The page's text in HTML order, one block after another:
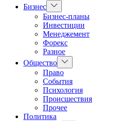
Бизнес Показать
подменю
Бизнес-планы
Инвестиции
Менеджемент
Форекс
Разное
Общество Показать
подменю
Право
События
Психология
Происшествия
Прочее
Политика